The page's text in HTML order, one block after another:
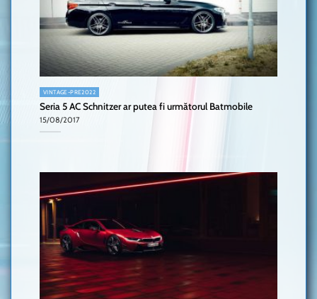
VINTAGE-PRE2022
Seria 5 AC Schnitzer ar putea fi următorul Batmobile
15/08/2017